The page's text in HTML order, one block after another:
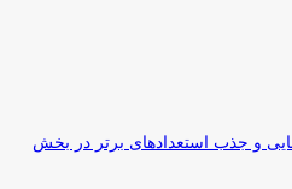
و جذب استعدادهای برتر در بخش